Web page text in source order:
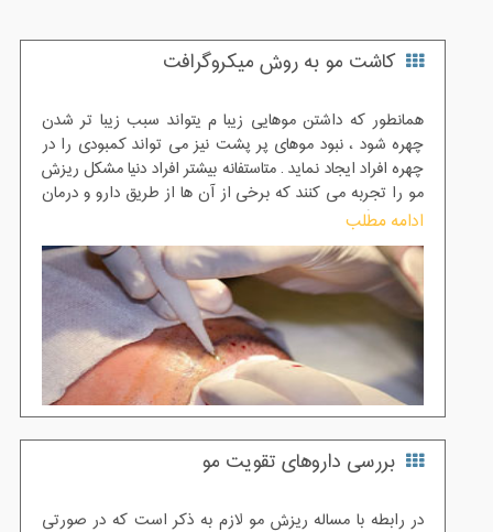
کاشت مو به روش میکروگرافت
همانطور که داشتن موهایی زیبا م یتواند سبب زیبا تر شدن
چهره شود ، نبود موهای پر پشت نیز می تواند کمبودی را در
چهره افراد ایجاد نماید . متاستفانه بیشتر افراد دنیا مشکل ریزش
مو را تجربه می کنند که برخی از آن ها از طریق دارو و درمان
های پزشکی رفع شده و ریزش های شدید نیز غیر قابل درمان
خواهند بود .
ادامه مطلب
بررسی داروهای تقویت مو
در رابطه با مساله ریزش مو لازم به ذکر است که در صورتی